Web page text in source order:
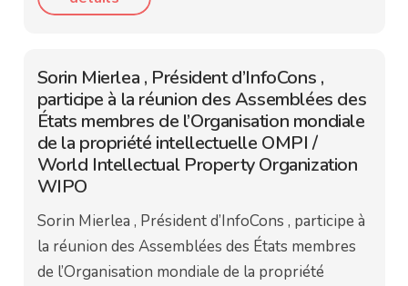
Sorin Mierlea , Président d’InfoCons ,
participe à la réunion des Assemblées des
États membres de l’Organisation mondiale
de la propriété intellectuelle OMPI /
World Intellectual Property Organization
WIPO
Sorin Mierlea , Président d’InfoCons , participe à
la réunion des Assemblées des États membres
de l’Organisation mondiale de la propriété